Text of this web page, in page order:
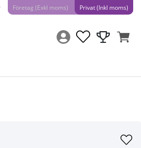
Företag (Exkl moms) Privat (Inkl moms)